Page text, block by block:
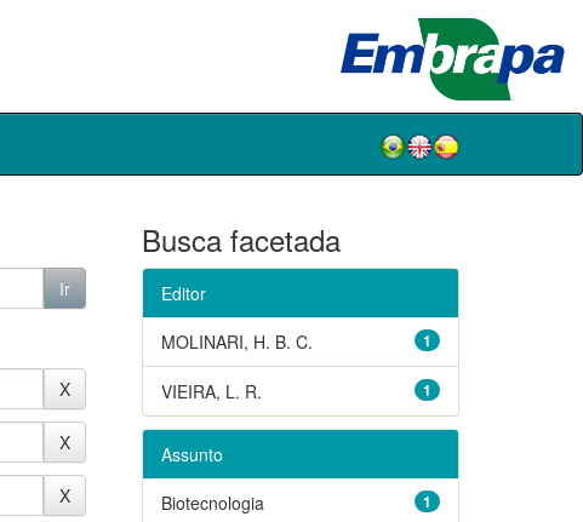
Busca facetada
Editor
1
MOLINARI, H. B. C.
1
VIEIRA, L. R.
Assunto
1
Biotecnologia